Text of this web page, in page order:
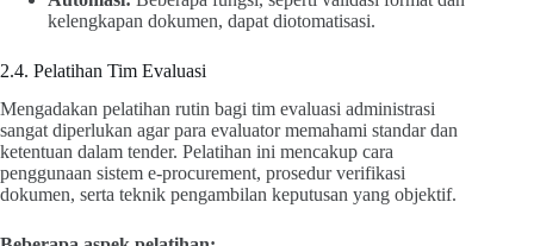
kelengkapan dokumen, dapat diotomatisasi.
2.4. Pelatihan Tim Evaluasi
Mengadakan pelatihan rutin bagi tim evaluasi administrasi
sangat diperlukan agar para evaluator memahami standar dan
ketentuan dalam tender. Pelatihan ini mencakup cara
penggunaan sistem e-procurement, prosedur verifikasi
dokumen, serta teknik pengambilan keputusan yang objektif.